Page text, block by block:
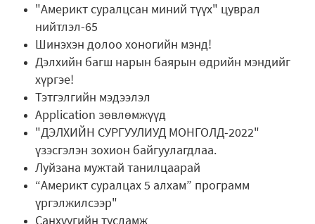
"Америкт суралцсан миний түүх" цуврал
нийтлэл-65
Шинэхэн долоо хоногийн мэнд!
Дэлхийн багш нарын баярын өдрийн мэндийг
хүргэе!
Тэтгэлгийн мэдээлэл
Application зөвлөмжүүд
"ДЭЛХИЙН СУРГУУЛИУД МОНГОЛД-2022"
үзэсгэлэн зохион байгуулагдлаа.
Луйзана мужтай танилцаарай
“Америкт суралцах 5 алхам” программ
үргэлжилсээр"
Санхүүгийн тусламж